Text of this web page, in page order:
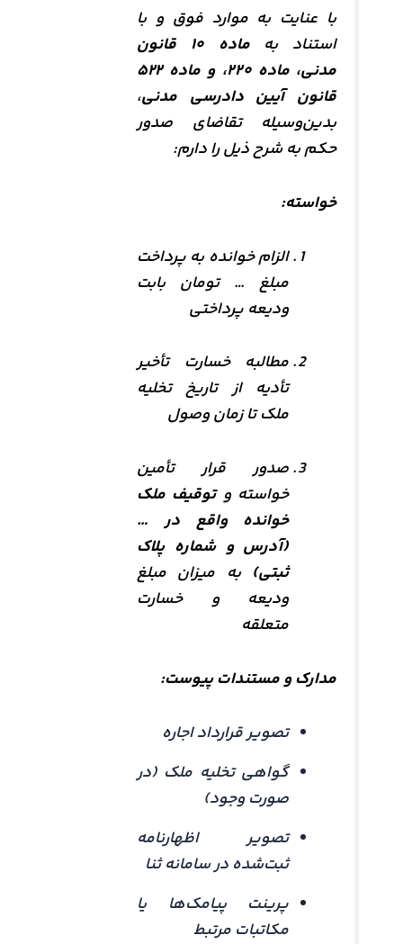
با عنایت به موارد فوق و با
استناد به
ماده ۱۰ قانون
مدنی، ماده ۲۲۰، و ماده ۵۲۲
قانون آیین دادرسی مدنی،
بدین‌وسیله تقاضای صدور
حکم به شرح ذیل را دارم:
خواسته:
الزام خوانده به پرداخت
مبلغ … تومان بابت
ودیعه پرداختی
مطالبه خسارت تأخیر
تأدیه از تاریخ تخلیه
ملک تا زمان وصول
صدور قرار تأمین
خواسته وتوقیف ملک
خوانده واقع در …
(آدرس و شماره پلاک
ثبتی) به میزان مبلغ
ودیعه و خسارت
متعلقه
مدارک و مستندات پیوست:
تصویر قرارداد اجاره
گواهی تخلیه ملک (در
صورت وجود)
تصویر اظهارنامه
ثبت‌شده در سامانه ثنا
پرینت پیامک‌ها یا
مکاتبات مرتبط